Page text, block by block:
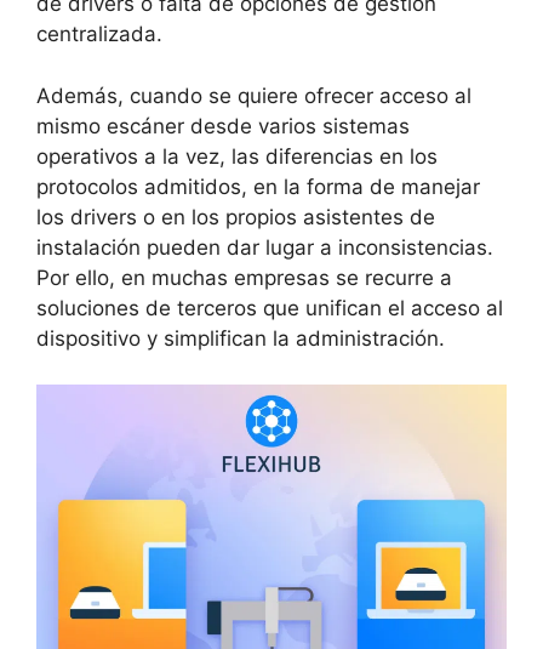
centralizada.
Además, cuando se quiere ofrecer acceso al
mismo escáner desde varios sistemas
operativos a la vez, las diferencias en los
protocolos admitidos, en la forma de manejar
los drivers o en los propios asistentes de
instalación pueden dar lugar a inconsistencias.
Por ello, en muchas empresas se recurre a
soluciones de terceros que unifican el acceso al
dispositivo y simplifican la administración.